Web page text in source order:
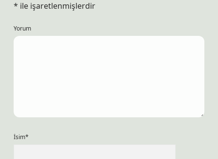
* ile işaretlenmişlerdir
Yorum
İsim*